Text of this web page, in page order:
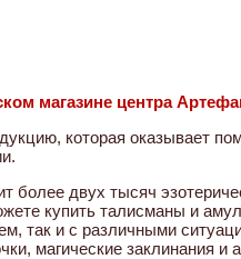
магазине центра
которая оказывает
более двух тысяч
купить талисманы и
так и с различными
магические заклинания и